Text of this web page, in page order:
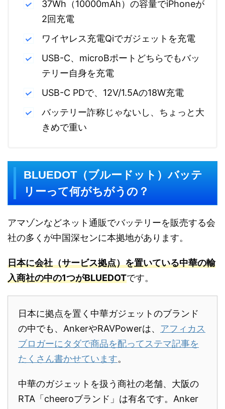
37Wh（10000mAh）の容量でiPhoneが
2回充電
ワイヤレス充電Qiでガジェットを充電
USB-C、microBポートどちらでもバッ
テリー自身を充電
USB-C PDで、12V/1.5Aの18W充電
バッテリー詐称じゃないし、ちょっと大
きめで重い
BLUEDOT（ブルードット）バッテ
リーって何がちがうの？
アマゾンなどネット通販でバッテリーを販売する会
社の多くが中国深センに本拠地があります。
日本に会社（サービス拠点）を置いている中華の輸
入商社の中の1つがBLUEDOTです。
日本に拠点を置く中華ガジェットのブランド
の中でも、AnkerやRAVPowerは、 アフィカス
ブロガーにタダで商品を配ってステマ記事を
たくさん書かせています。
中華のガジェットを扱う商社の老舗、大阪の
RTA「cheeroブランド」は有名です。Anker